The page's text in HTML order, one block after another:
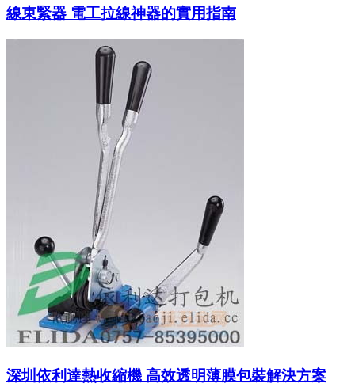
線束緊器 電工拉線神器的實用指南
深圳依利達熱收縮機 高效透明薄膜包裝解決方案